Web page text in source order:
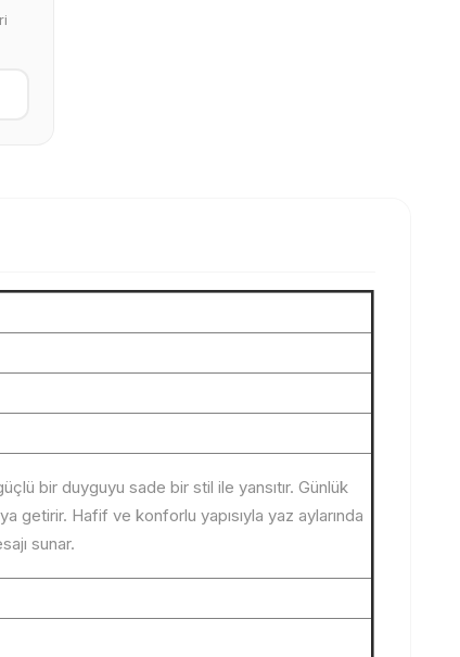
bir duyguyu sade bir stil ile yansıtır. Günlük
getirir. Hafif ve konforlu yapısıyla yaz aylarında
sunar.